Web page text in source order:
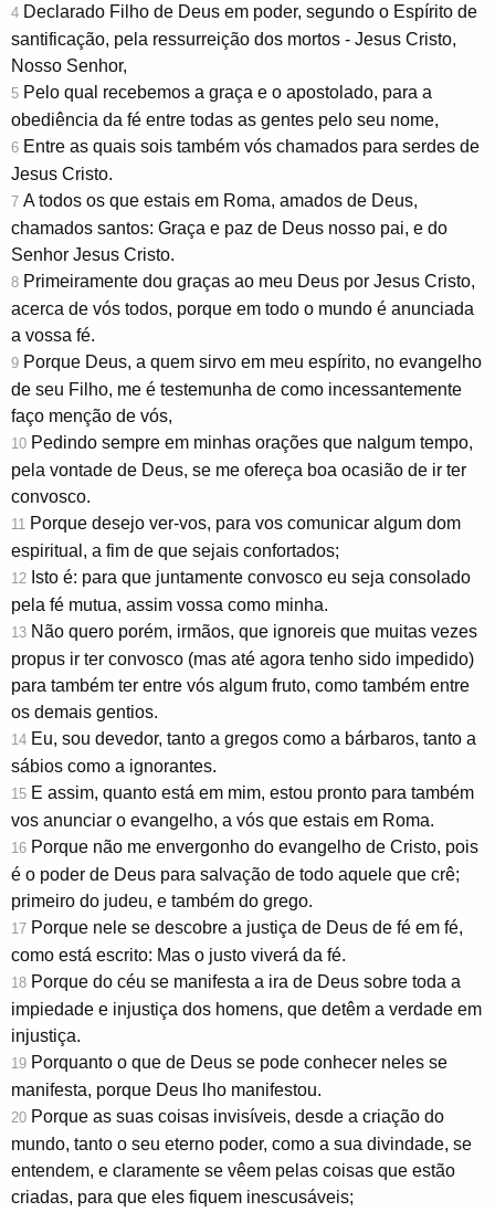
4 Declarado Filho de Deus em poder, segundo o Espírito de
santificação, pela ressurreição dos mortos - Jesus Cristo,
Nosso Senhor,
5 Pelo qual recebemos a graça e o apostolado, para a
obediência da fé entre todas as gentes pelo seu nome,
6 Entre as quais sois também vós chamados para serdes de
Jesus Cristo.
7 A todos os que estais em Roma, amados de Deus,
chamados santos: Graça e paz de Deus nosso pai, e do
Senhor Jesus Cristo.
8 Primeiramente dou graças ao meu Deus por Jesus Cristo,
acerca de vós todos, porque em todo o mundo é anunciada
a vossa fé.
9 Porque Deus, a quem sirvo em meu espírito, no evangelho
de seu Filho, me é testemunha de como incessantemente
faço menção de vós,
10 Pedindo sempre em minhas orações que nalgum tempo,
pela vontade de Deus, se me ofereça boa ocasião de ir ter
convosco.
11 Porque desejo ver-vos, para vos comunicar algum dom
espiritual, a fim de que sejais confortados;
12 Isto é: para que juntamente convosco eu seja consolado
pela fé mutua, assim vossa como minha.
13 Não quero porém, irmãos, que ignoreis que muitas vezes
propus ir ter convosco (mas até agora tenho sido impedido)
para também ter entre vós algum fruto, como também entre
os demais gentios.
14 Eu, sou devedor, tanto a gregos como a bárbaros, tanto a
sábios como a ignorantes.
15 E assim, quanto está em mim, estou pronto para também
vos anunciar o evangelho, a vós que estais em Roma.
16 Porque não me envergonho do evangelho de Cristo, pois
é o poder de Deus para salvação de todo aquele que crê;
primeiro do judeu, e também do grego.
17 Porque nele se descobre a justiça de Deus de fé em fé,
como está escrito: Mas o justo viverá da fé.
18 Porque do céu se manifesta a ira de Deus sobre toda a
impiedade e injustiça dos homens, que detêm a verdade em
injustiça.
19 Porquanto o que de Deus se pode conhecer neles se
manifesta, porque Deus lho manifestou.
20 Porque as suas coisas invisíveis, desde a criação do
mundo, tanto o seu eterno poder, como a sua divindade, se
entendem, e claramente se vêem pelas coisas que estão
criadas, para que eles fiquem inescusáveis;